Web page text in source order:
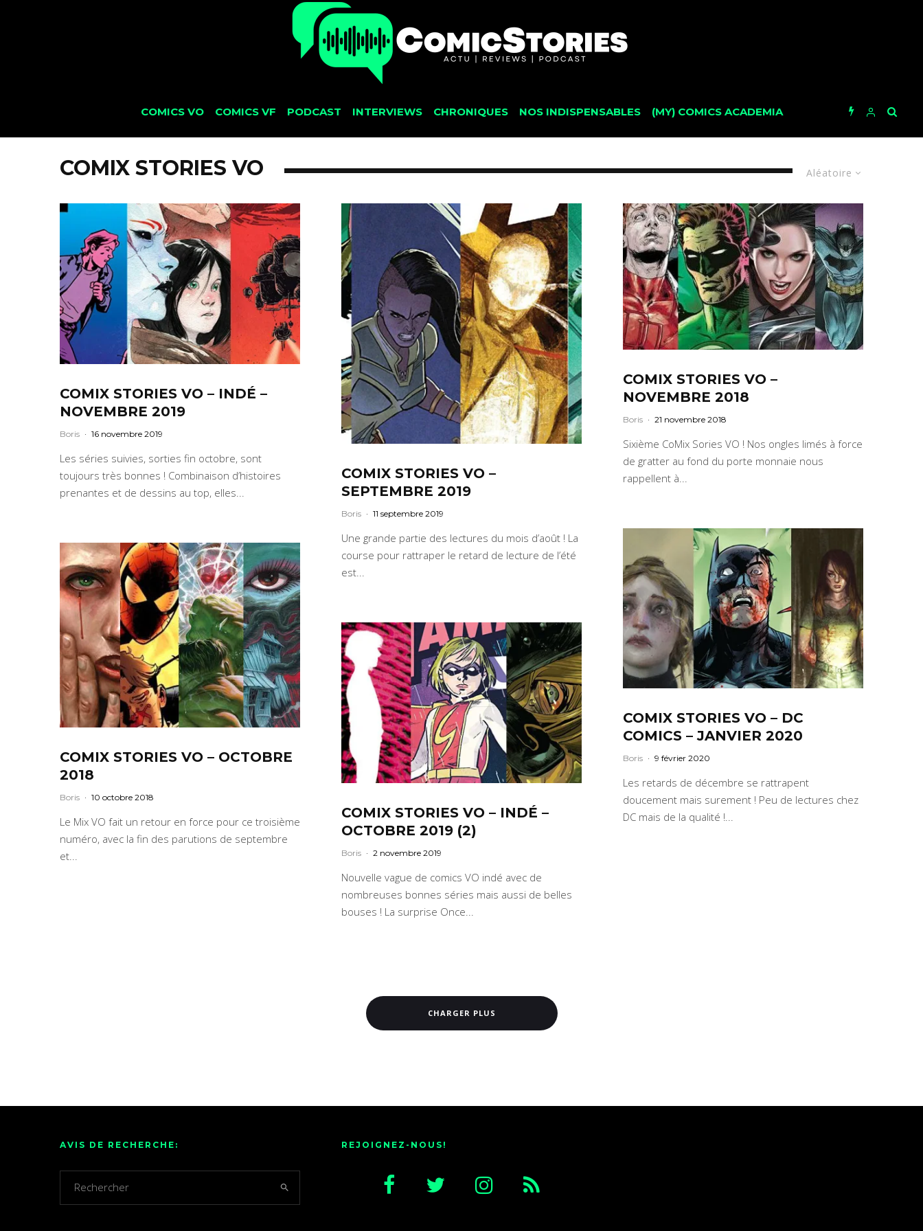
COMICS VO COMICS VF PODCAST INTERVIEWS CHRONIQUES NOS INDISPENSABLES (MY) COMICS ACADEMIA
Aléatoire
COMIX STORIES VO
COMIX STORIES VO – INDÉ –
NOVEMBRE 2019
Boris · 16 novembre 2019
Les séries suivies, sorties fin octobre, sont
toujours très bonnes ! Combinaison d’histoires
prenantes et de dessins au top, elles...
COMIX STORIES VO –
SEPTEMBRE 2019
Boris · 11 septembre 2019
Une grande partie des lectures du mois d’août ! La
course pour rattraper le retard de lecture de l’été
est...
COMIX STORIES VO –
NOVEMBRE 2018
Boris · 21 novembre 2018
Sixième CoMix Sories VO ! Nos ongles limés à force
de gratter au fond du porte monnaie nous
rappellent à...
COMIX STORIES VO – DC
COMICS – JANVIER 2020
Boris · 9 février 2020
Les retards de décembre se rattrapent
doucement mais surement ! Peu de lectures chez
DC mais de la qualité !...
COMIX STORIES VO – OCTOBRE
2018
Boris · 10 octobre 2018
Le Mix VO fait un retour en force pour ce troisième
numéro, avec la fin des parutions de septembre
et...
COMIX STORIES VO – INDÉ –
OCTOBRE 2019 (2)
Boris · 2 novembre 2019
Nouvelle vague de comics VO indé avec de
nombreuses bonnes séries mais aussi de belles
bouses ! La surprise Once...
CHARGER PLUS
AVIS DE RECHERCHE: REJOIGNEZ-NOUS!